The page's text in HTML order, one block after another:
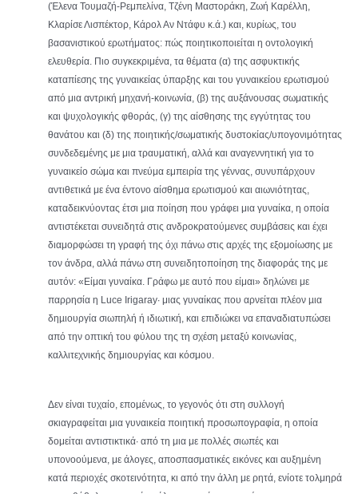
(Έλενα Τουμαζή-Ρεμπελίνα, Τζένη Μαστοράκη, Ζωή Καρέλλη,
Κλαρίσε Λισπέκτορ, Κάρολ Αν Ντάφυ κ.ά.) και, κυρίως, του
βασανιστικού ερωτήματος: πώς ποιητικοποιείται η οντολογική
ελευθερία. Πιο συγκεκριμένα, τα θέματα (α) της ασφυκτικής
καταπίεσης της γυναικείας ύπαρξης και του γυναικείου ερωτισμού
από μια αντρική μηχανή-κοινωνία, (β) της αυξάνουσας σωματικής
και ψυχολογικής φθοράς, (γ) της αίσθησης της εγγύτητας του
θανάτου και (δ) της ποιητικής/σωματικής δυστοκίας/υπογονιμότητας
συνδεδεμένης με μια τραυματική, αλλά και αναγεννητική για το
γυναικείο σώμα και πνεύμα εμπειρία της γέννας, συνυπάρχουν
αντιθετικά με ένα έντονο αίσθημα ερωτισμού και αιωνιότητας,
καταδεικνύοντας έτσι μια ποίηση που γράφει μια γυναίκα, η οποία
αντιστέκεται συνειδητά στις ανδροκρατούμενες συμβάσεις και έχει
διαμορφώσει τη γραφή της όχι πάνω στις αρχές της εξομοίωσης με
τον άνδρα, αλλά πάνω στη συνειδητοποίηση της διαφοράς της με
αυτόν: «Είμαι γυναίκα. Γράφω με αυτό που είμαι» δηλώνει με
παρρησία η Luce Irigaray· μιας γυναίκας που αρνείται πλέον µια
δηµιουργία σιωπηλή ή ιδιωτική, και επιδιώκει να επαναδιατυπώσει
από την οπτική του φύλου της τη σχέση μεταξύ κοινωνίας,
καλλιτεχνικής δημιουργίας και κόσμου.
Δεν είναι τυχαίο, επομένως, το γεγονός ότι στη συλλογή
σκιαγραφείται μια γυναικεία ποιητική προσωπογραφία, η οποία
δομείται αντιστικτικά· από τη μια με πολλές σιωπές και
υπονοούμενα, με άλογες, αποσπασματικές εικόνες και αυξημένη
κατά περιοχές σκοτεινότητα, κι από την άλλη με ρητά, ενίοτε τολμηρά